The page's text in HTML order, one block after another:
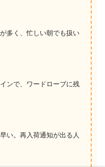
多く、忙しい朝でも扱い
ンで、ワードローブに残
い。再入荷通知が出る人